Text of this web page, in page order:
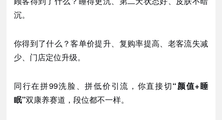
沉。
你得到了什么？客单价提升、复购率提高、老客流失减
少、门店定位升级。
同行在拼99洗脸、拼低价引流，你直接切“颜值+睡
眠”双康养赛道，段位都不一样。